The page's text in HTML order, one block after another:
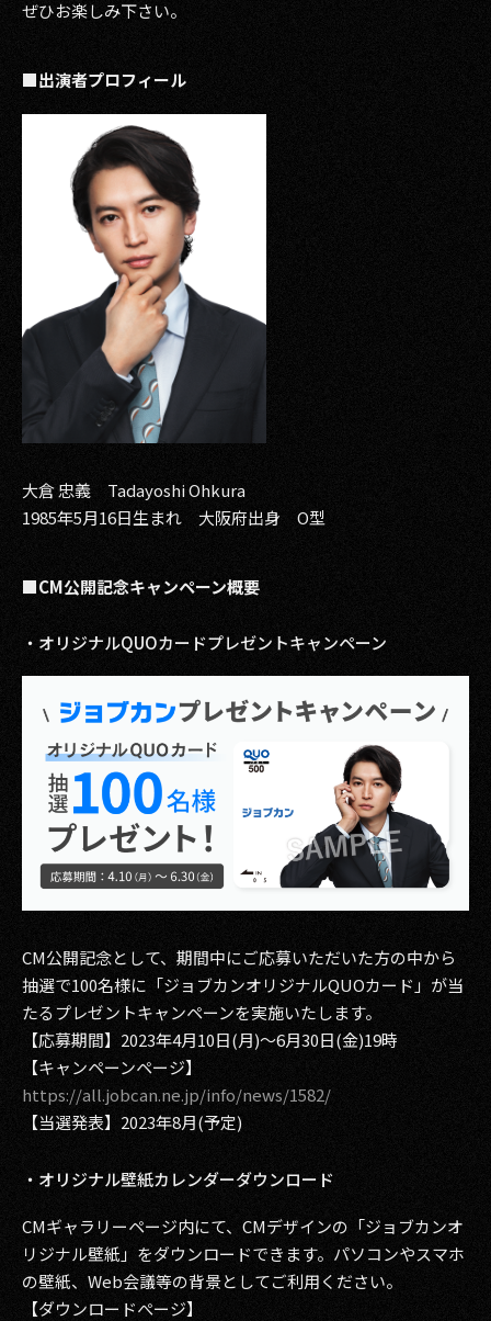
ぜひお楽しみ下さい。
■出演者プロフィール
大倉 忠義 Tadayoshi Ohkura
1985年5月16日生まれ 大阪府出身 O型
■CM公開記念キャンペーン概要
・オリジナルQUOカードプレゼントキャンペーン
CM公開記念として、期間中にご応募いただいた方の中から
抽選で100名様に「ジョブカンオリジナルQUOカード」が当
たるプレゼントキャンペーンを実施いたします。
【応募期間】2023年4月10日(月)～6月30日(金)19時
【キャンペーンページ】
https://all.jobcan.ne.jp/info/news/1582/
【当選発表】2023年8月(予定)
・オリジナル壁紙カレンダーダウンロード
CMギャラリーページ内にて、CMデザインの「ジョブカンオ
リジナル壁紙」をダウンロードできます。パソコンやスマホ
の壁紙、Web会議等の背景としてご利用ください。
【ダウンロードぺージ】